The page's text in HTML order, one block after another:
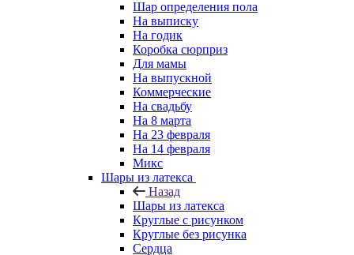
Шар определения пола
На выписку
На годик
Коробка сюрприз
Для мамы
На выпускной
Коммерческие
На свадьбу
На 8 марта
На 23 февраля
На 14 февраля
Микс
Шары из латекса
Назад
Шары из латекса
Круглые с рисунком
Круглые без рисунка
Сердца